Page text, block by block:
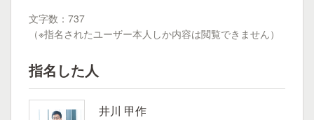
文字数：737
（※指名されたユーザー本人しか内容は閲覧できません）
指名した人
井川 甲作